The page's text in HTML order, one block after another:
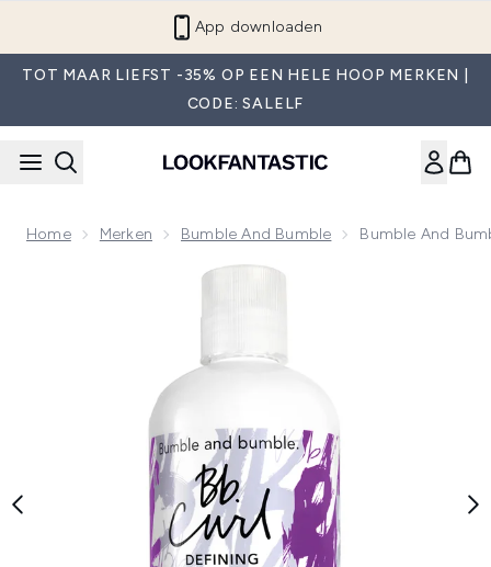
App downloaden
TOT MAAR LIEFST -35% OP EEN HELE HOOP MERKEN |
CODE: SALELF
Home Merken Bumble And Bumble Bumble And
Now showing image 1 Bumble and bumble Kruldefiniërende